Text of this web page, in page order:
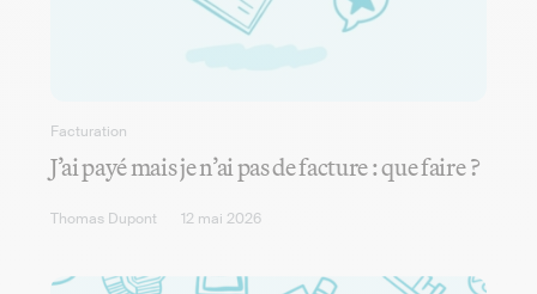
Facturation
J’ai payé mais je n’ai pas de facture : que faire ?
Thomas Dupont 12 mai 2026